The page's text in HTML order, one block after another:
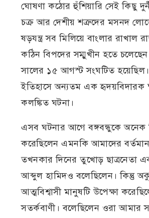
ঘোষণা কঠোর হুঁশিয়ারি সেই কিছু
চক্র আর দেশীয় শত্রুদের মসনদ
ষড়যন্ত্র সব মিলিয়ে বাংলার রাখাল
কঠিন বিপদের সম্মুখীন হতে
সালের ১৫ আগস্ট সংঘটিত
ইতিহাসে অন্যতম এক হৃদয়বিদারক
কলঙ্কিত ঘটনা।
এসব ঘটনার আগে বঙ্গবন্ধুকে অনেক
করেছিলেন এমনকি আমাদের বর্তমান
তখনকার দিনের তুখোড় ছাত্রনেতা
আব্দুল হামিদও বলেছিলেন। কিন্তু
আত্মবিশ্বাসী মানুষটি উপেক্ষা
সতর্কবাণী। বলেছিলেন ওরা আমার